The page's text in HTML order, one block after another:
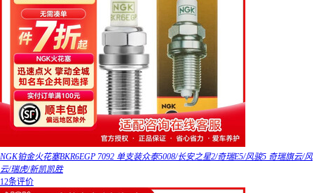
NGK铂金火花塞BKR6EGP 7092 单支装众泰5008/长安之星2/奇瑞E5/风骏5 奇瑞旗云/风
云/瑞虎/新凯凯胜
12条评价